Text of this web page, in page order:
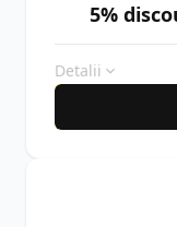
5%
Detalii